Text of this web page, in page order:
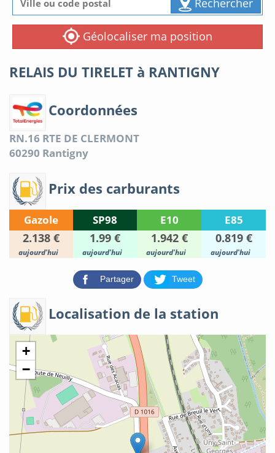
Rechercher
Géolocaliser ma position
RELAIS DU TIRELET à RANTIGNY
Coordonnées
RN.16 RTE DE CLERMONT
60290 Rantigny
Prix des carburants
Gazole SP98 E10 E85
2.138 € 1.99 € 1.942 € 0.819 €
aujourd'hui aujourd'hui aujourd'hui aujourd'hui
Partager Tweet
Localisation de la station
+
−